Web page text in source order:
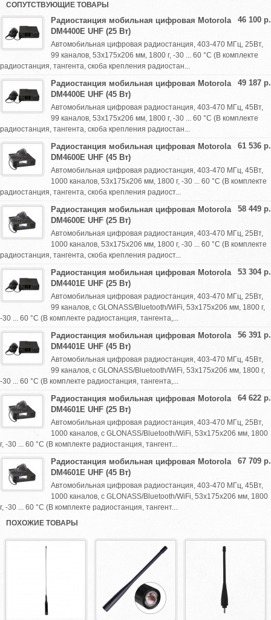
СОПУТСТВУЮЩИЕ ТОВАРЫ
46 100 р.
Радиостанция мобильная цифровая Motorola
DM4400E UHF (25 Вт)
Автомобильная цифровая радиостанция, 403-470 МГц, 25Вт,
99 каналов, 53х175х206 мм, 1800 г, -30 ... 60 °C (В комплекте
радиостанция, тангента, скоба крепления радиостан...
49 187 р.
Радиостанция мобильная цифровая Motorola
DM4400E UHF (45 Вт)
Автомобильная цифровая радиостанция, 403-470 МГц, 45Вт,
99 каналов, 53х175х206 мм, 1800 г, -30 ... 60 °C (В комплекте
радиостанция, тангента, скоба крепления радиостан...
61 536 р.
Радиостанция мобильная цифровая Motorola
DM4600E UHF (45 Вт)
Автомобильная цифровая радиостанция, 403-470 МГц, 45Вт,
1000 каналов, 53х175х206 мм, 1800 г, -30 ... 60 °C (В комплекте
радиостанция, тангента, скоба крепления радиост...
58 449 р.
Радиостанция мобильная цифровая Motorola
DM4600E UHF (25 Вт)
Автомобильная цифровая радиостанция, 403-470 МГц, 25Вт,
1000 каналов, 53х175х206 мм, 1800 г, -30 ... 60 °C (В комплекте
радиостанция, тангента, скоба крепления радиост...
53 304 р.
Радиостанция мобильная цифровая Motorola
DM4401E UHF (25 Вт)
Автомобильная цифровая радиостанция, 403-470 МГц, 25Вт,
99 каналов, c GLONASS/Bluetooth/WiFi, 53х175х206 мм, 1800 г,
-30 ... 60 °C (В комплекте радиостанция, тангента,...
56 391 р.
Радиостанция мобильная цифровая Motorola
DM4401E UHF (45 Вт)
Автомобильная цифровая радиостанция, 403-470 МГц, 45Вт,
99 каналов, c GLONASS/Bluetooth/WiFi, 53х175х206 мм, 1800 г,
-30 ... 60 °C (В комплекте радиостанция, тангента,...
64 622 р.
Радиостанция мобильная цифровая Motorola
DM4601E UHF (25 Вт)
Автомобильная цифровая радиостанция, 403-470 МГц, 25Вт,
1000 каналов, c GLONASS/Bluetooth/WiFi, 53х175х206 мм, 1800
г, -30 ... 60 °C (В комплекте радиостанция, тангент...
67 709 р.
Радиостанция мобильная цифровая Motorola
DM4601E UHF (45 Вт)
Автомобильная цифровая радиостанция, 403-470 МГц, 45Вт,
1000 каналов, c GLONASS/Bluetooth/WiFi, 53х175х206 мм, 1800
г, -30 ... 60 °C (В комплекте радиостанция, тангент...
ПОХОЖИЕ ТОВАРЫ